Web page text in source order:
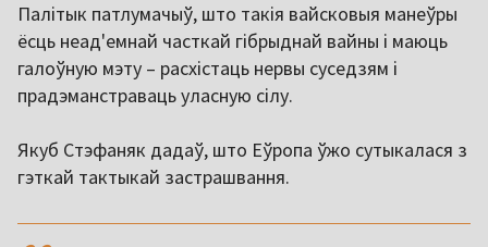
Палітык патлумачыў, што такія вайсковыя манеўры
ёсць неад'емнай часткай гібрыднай вайны і маюць
галоўную мэту – расхістаць нервы суседзям і
прадэманстраваць уласную сілу.
Якуб Стэфаняк дадаў, што Еўропа ўжо сутыкалася з
гэткай тактыкай застрашвання.
,,